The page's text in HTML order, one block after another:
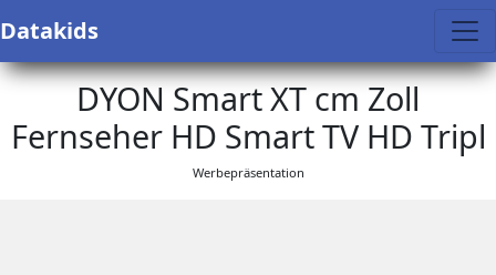
Datakids
DYON Smart XT cm Zoll
Fernseher HD Smart TV HD Tripl
Werbepräsentation